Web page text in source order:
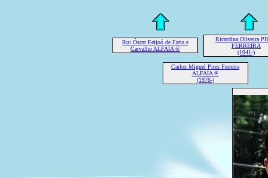
Rui Óscar Feijoó de Faria e
Carvalho ALFAIA ®
Ricardina Oliveira
FERREIRA
(1941-)
Carlos Miguel Pires Ferreira
ALFAIA ®
(1976-)